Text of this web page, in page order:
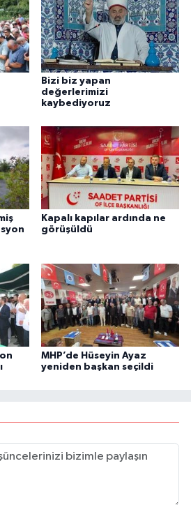
Bizi biz yapan
değerlerimizi
kaybediyoruz
Kapalı kapılar ardında ne
görüşüldü
MHP’de Hüseyin Ayaz
yeniden başkan seçildi